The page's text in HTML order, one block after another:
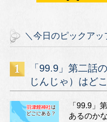
＼今日のピックアッ
「99.9」第二話
じんじゃ）はど
「99.9」
あるのか